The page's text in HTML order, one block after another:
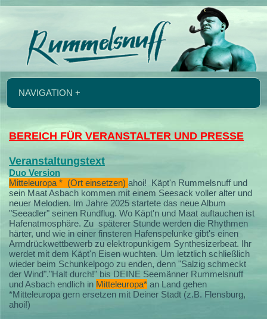
NAVIGATION +
BEREICH FÜR VERANSTALTER UND PRESSE
Veranstaltungstext
Duo Version
Mitteleuropa * (Ort einsetzen) ahoi! Käpt'n Rummelsnuff und
sein Maat Asbach kommen mit einem Seesack voller alter und
neuer Melodien. Im Jahre 2025 startete das neue Album
"Seeadler" seinen Rundflug. Wo Käpt'n und Maat auftauchen ist
Hafenatmosphäre. Zu späterer Stunde werden die Rhythmen
härter, und wie in einer finsteren Hafenspelunke gibt's einen
Armdrückwettbewerb zu elektropunkigem Synthesizerbeat. Ihr
werdet mit dem Käpt'n Eisen wuchten. Um letztlich schließlich
wieder beim Schunkelpogo zu enden, denn "Salzig schmeckt
der Wind"."Halt durch!" bis DEINE Seemänner Rummelsnuff
und Asbach endlich in Mitteleuropa* an Land gehen
*Mitteleuropa gern ersetzen mit Deiner Stadt (z.B. Flensburg,
ahoi!)